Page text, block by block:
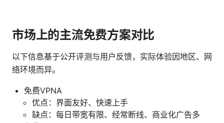
市场上的主流免费方案对比
以下信息基于公开评测与用户反馈，实际体验因地区、网
络环境而异。
免费VPNA
优点：界面友好、快速上手
缺点：每日带宽有限、经常断线、商业化广告多